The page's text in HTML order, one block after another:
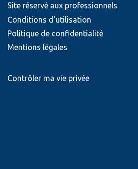
Site réservé aux professionnels
Conditions d'utilisation
Politique de confidentialité
Mentions légales
Contrôler ma vie privée